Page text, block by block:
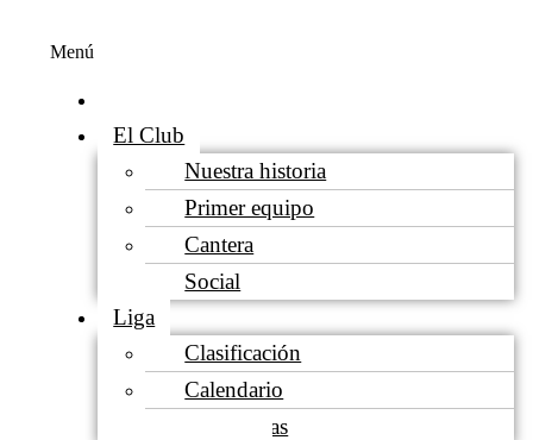
Menú
El Club
Nuestra historia
Primer equipo
Cantera
Social
Liga
Clasificación
Calendario
Estadísticas